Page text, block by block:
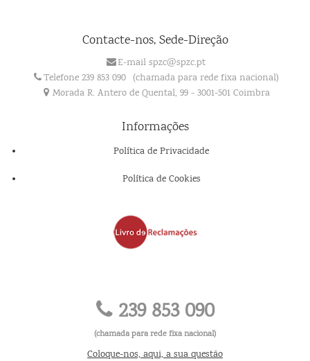
Contacte-nos, Sede-Direção
E-mail spzc@spzc.pt
Telefone 239 853 090 (chamada para rede fixa nacional)
Morada R. Antero de Quental, 99 - 3001-501 Coimbra
Informações
Política de Privacidade
Política de Cookies
239 853 090
(chamada para rede fixa nacional)
Coloque-nos, aqui, a sua questão